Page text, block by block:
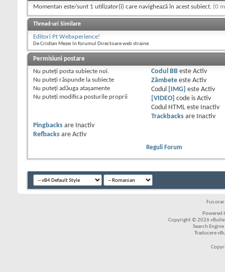
Momentan este/sunt 1 utilizator(i) care navighează în acest subiect. (0
Thread-uri Similare
Editori Pt Webxperience!
De Cristian Mezei în forumul Directoare web straine
Permisiuni postare
Nu puteţi posta subiecte noi.
Nu puteţi răspunde la subiecte
Nu puteţi adăuga ataşamente
Nu puteţi modifica posturile proprii
Codul BBeste Activ
Zâmbeteeste Activ
Codul
[IMG] este Activ
[VIDEO] code is Activ
Codul HTML este
Inactiv
Trackbacksare
Inactiv
Pingbacks are
Inactiv
Refbacks are Activ
Reguli Forum
Fus
Powered
Copyright © 2026
Search
Traducere